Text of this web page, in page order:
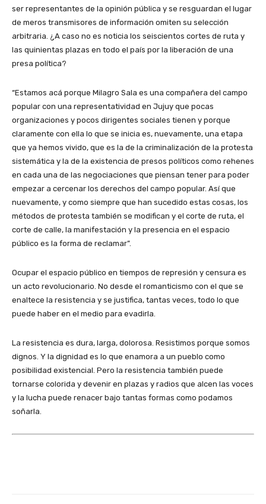
ser representantes de la opinión pública y se resguardan el lugar
de meros transmisores de información omiten su selección
arbitraria. ¿A caso no es noticia los seiscientos cortes de ruta y
las quinientas plazas en todo el país por la liberación de una
presa política?
“Estamos acá porque Milagro Sala es una compañera del campo
popular con una representatividad en Jujuy que pocas
organizaciones y pocos dirigentes sociales tienen y porque
claramente con ella lo que se inicia es, nuevamente, una etapa
que ya hemos vivido, que es la de la criminalización de la protesta
sistemática y la de la existencia de presos políticos como rehenes
en cada una de las negociaciones que piensan tener para poder
empezar a cercenar los derechos del campo popular. Así que
nuevamente, y como siempre que han sucedido estas cosas, los
métodos de protesta también se modifican y el corte de ruta, el
corte de calle, la manifestación y la presencia en el espacio
público es la forma de reclamar”.
Ocupar el espacio público en tiempos de represión y censura es
un acto revolucionario. No desde el romanticismo con el que se
enaltece la resistencia y se justifica, tantas veces, todo lo que
puede haber en el medio para evadirla.
La resistencia es dura, larga, dolorosa. Resistimos porque somos
dignos. Y la dignidad es lo que enamora a un pueblo como
posibilidad existencial. Pero la resistencia también puede
tornarse colorida y devenir en plazas y radios que alcen las voces
y la lucha puede renacer bajo tantas formas como podamos
soñarla.